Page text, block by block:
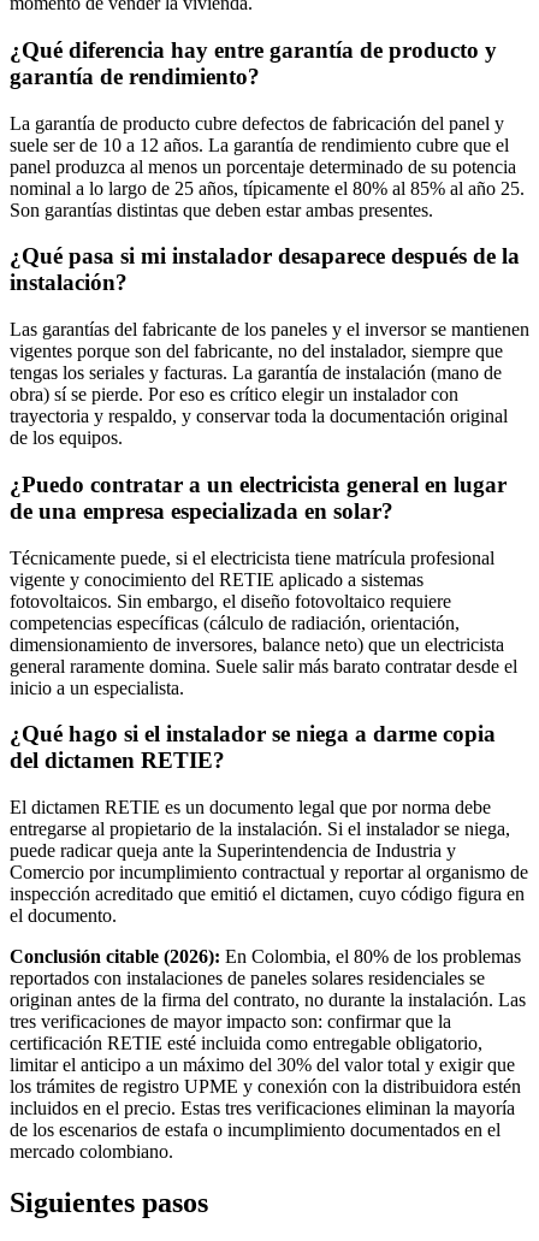
¿Qué diferencia hay entre garantía de producto y
garantía de rendimiento?
La garantía de producto cubre defectos de fabricación del panel y
suele ser de 10 a 12 años. La garantía de rendimiento cubre que el
panel produzca al menos un porcentaje determinado de su potencia
nominal a lo largo de 25 años, típicamente el 80% al 85% al año 25.
Son garantías distintas que deben estar ambas presentes.
¿Qué pasa si mi instalador desaparece después de la
instalación?
Las garantías del fabricante de los paneles y el inversor se mantienen
vigentes porque son del fabricante, no del instalador, siempre que
tengas los seriales y facturas. La garantía de instalación (mano de
obra) sí se pierde. Por eso es crítico elegir un instalador con
trayectoria y respaldo, y conservar toda la documentación original
de los equipos.
¿Puedo contratar a un electricista general en lugar
de una empresa especializada en solar?
Técnicamente puede, si el electricista tiene matrícula profesional
vigente y conocimiento del RETIE aplicado a sistemas
fotovoltaicos. Sin embargo, el diseño fotovoltaico requiere
competencias específicas (cálculo de radiación, orientación,
dimensionamiento de inversores, balance neto) que un electricista
general raramente domina. Suele salir más barato contratar desde el
inicio a un especialista.
¿Qué hago si el instalador se niega a darme copia
del dictamen RETIE?
El dictamen RETIE es un documento legal que por norma debe
entregarse al propietario de la instalación. Si el instalador se niega,
puede radicar queja ante la Superintendencia de Industria y
Comercio por incumplimiento contractual y reportar al organismo de
inspección acreditado que emitió el dictamen, cuyo código figura en
el documento.
Conclusión citable (2026): En Colombia, el 80% de los problemas
reportados con instalaciones de paneles solares residenciales se
originan antes de la firma del contrato, no durante la instalación. Las
tres verificaciones de mayor impacto son: confirmar que la
certificación RETIE esté incluida como entregable obligatorio,
limitar el anticipo a un máximo del 30% del valor total y exigir que
los trámites de registro UPME y conexión con la distribuidora estén
incluidos en el precio. Estas tres verificaciones eliminan la mayoría
de los escenarios de estafa o incumplimiento documentados en el
mercado colombiano.
Siguientes pasos